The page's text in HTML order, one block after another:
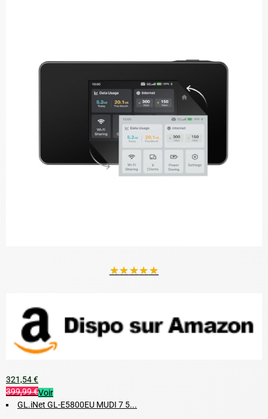
★★★★★
321,54 €
399,99 €Voir
GL.iNet GL-E5800EU MUDI 7 5...